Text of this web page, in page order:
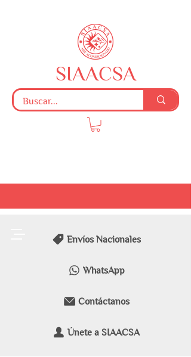
Envíos Nacionales
WhatsApp
Contáctanos
Únete a SIAACSA
SIAACSA